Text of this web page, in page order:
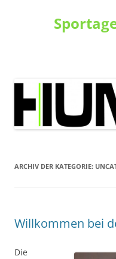
ARCHIV DER KATEGORIE:
Willkommen bei
Die